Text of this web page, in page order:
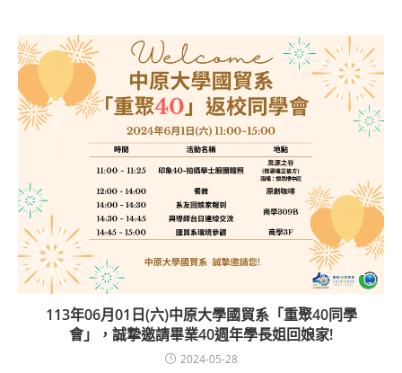
113年06月01日(六)中原大學國貿系「重聚40同學
會」，誠摯邀請畢業40週年學長姐回娘家!
2024-05-28